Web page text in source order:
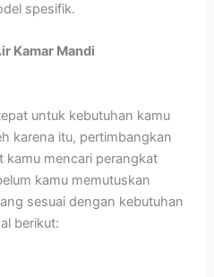
spesifik.
Kamar Mandi
untuk kebutuhan kamu
karena itu, pertimbangkan
kamu mencari perangkat
kamu memutuskan
sesuai dengan kebutuhan
berikut: